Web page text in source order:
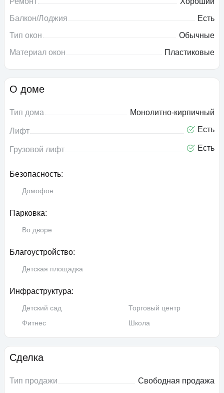
Балкон/Лоджия
Есть
Тип окон
Обычные
Материал окон
Пластиковые
О доме
Тип дома Монолитно-кирпичный
Лифт Есть
Грузовой лифт Есть
Безопасность:
Домофон
Парковка:
Во дворе
Благоустройство:
Детская площадка
Инфраструктура:
Детский сад
Торговый центр
Фитнес
Школа
Сделка
Тип продажи
Свободная продажа